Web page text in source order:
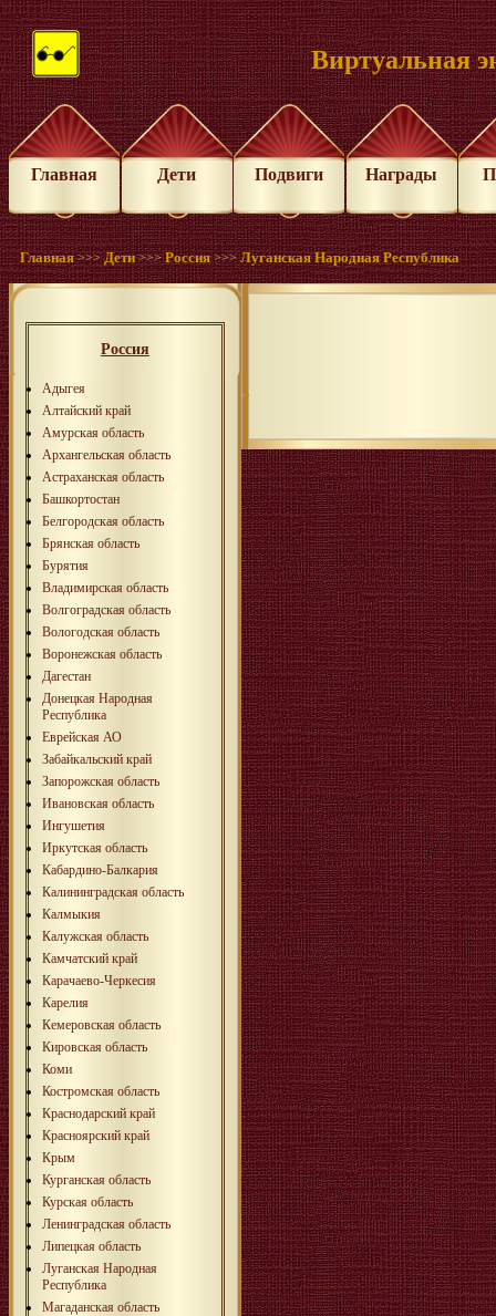
Виртуальная
Главная Дети Подвиги Награды
Главная >>>Дети >>>Россия >>>Луганская Народная Республика
Россия
Адыгея
Алтайский край
Амурская область
Архангельская область
Астраханская область
Башкортостан
Белгородская область
Брянская область
Бурятия
Владимирская область
Волгоградская область
Вологодская область
Воронежская область
Дагестан
Донецкая Народная
Республика
Еврейская АО
Забайкальский край
Запорожская область
Ивановская область
Ингушетия
Иркутская область
Кабардино-Балкария
Калининградская область
Калмыкия
Калужская область
Камчатский край
Карачаево-Черкесия
Карелия
Кемеровская область
Кировская область
Коми
Костромская область
Краснодарский край
Красноярский край
Крым
Курганская область
Курская область
Ленинградская область
Липецкая область
Луганская Народная
Республика
Магаданская область